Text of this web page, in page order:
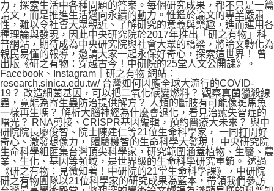
力，探索生活中各種問題的答案。每個研究成果，都不只是一篇
論文，而是推進生活邁向永續的動力。惟鑑於論文的專業嚴肅
性，難以令社會大眾親近、了解研究的意義與樂趣，進而運用各
種理論與發現，因此中央研究院於2017年推出「研之有物」科
普網站，期待成為中央研究院與社會大眾的橋梁，將論文轉化為
親民易懂的報導，邀請大家一起永保好奇心，探索這世界！ 曾
出版《研之有物：穿越古今！中研院的25堂人文公開課》。
Facebook、Instagram｜研之有物 網站：
research.sinica.edu.tw/ 台灣如何因應全球大流行的COVID-
19？ 改造細菌基因，可以把二氧化碳變燃料？ 觀察真菌獵殺線
蟲，竟能為寄生蟲防治提供解方？ 人類的斷肢有可能像斑馬魚
一樣再生嗎？ 解析大腦神經為什麼會退化，看見治癒失智症的
曙光？ RNA剪接、CRISPR基因編輯，預約醫療大未來？ 與中
研院院長廖俊智、院士陳建仁等21位生命科學家， 一同打開好
奇心、激發想像力， 體驗機智的生命科學大發現！ 中央研究院
生命科學組匯集台灣頂尖科學家，研究範圍涵蓋植物、生醫、農
業、生化、基因等領域，是世界級的生命科學研究重鎮。 透過
《研之有物：見微知著！中研院的21堂生命科學課》，中研院
研之有物團隊以21位科學家的研究成果為藍本，帶領我們參訪